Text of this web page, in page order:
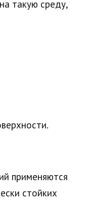
такую среду,
применяются
стойких